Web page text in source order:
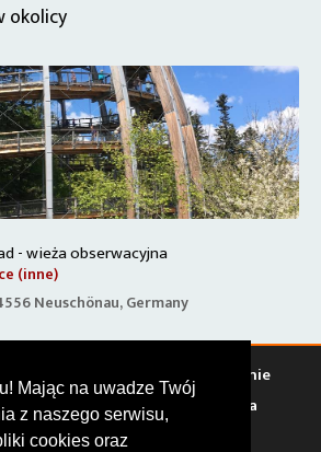
Mając na uwadze Twój
z naszego serwisu,
cookies oraz
okolicy
- wieża obserwacyjna
(inne)
Neuschönau, Germany
Stacje paliw
Jedzenie
Tory Zloty Rajdy
Spotkania